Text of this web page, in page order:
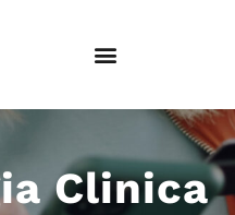
Clinica